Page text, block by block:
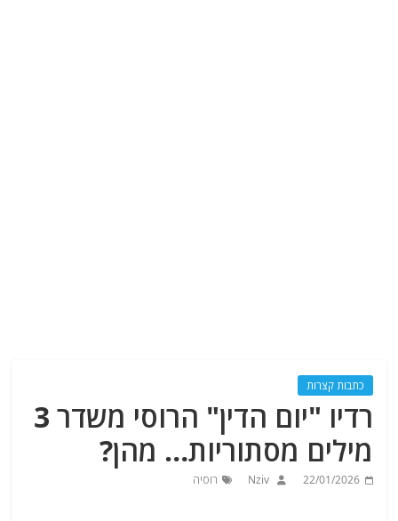
כתבות קצרות
רדיו "יום הדין" הרוסי משדר 3
מילים מסתוריות… מהן?
22/01/2026
Nziv רוסיה